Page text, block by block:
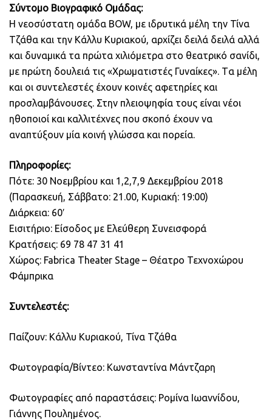
Σύντομο Βιογραφικό Ομάδας:
Η νεοσύστατη ομάδα BOW, με ιδρυτικά μέλη την Τίνα
Τζάθα και την Κάλλυ Κυριακού, αρχίζει δειλά δειλά αλλά
και δυναμικά τα πρώτα χιλιόμετρα στο θεατρικό σανίδι,
με πρώτη δουλειά τις «Χρωματιστές Γυναίκες». Tα μέλη
και οι συντελεστές έχουν κοινές αφετηρίες και
προσλαμβάνουσες. Στην πλειοψηφία τους είναι νέοι
ηθοποιοί και καλλιτέχνες που σκοπό έχουν να
αναπτύξουν μία κοινή γλώσσα και πορεία.
Πληροφορίες:
Πότε: 30 Νοεμβρίου και 1,2,7,9 Δεκεμβρίου 2018
(Παρασκευή, Σάββατο: 21.00, Κυριακή: 19:00)
Διάρκεια: 60′
Εισιτήριο: Είσοδος με Ελεύθερη Συνεισφορά
Κρατήσεις: 69 78 47 31 41
Χώρος: Fabrica Theater Stage – Θέατρο Τεχνοχώρου
Φάμπρικα
Συντελεστές:
Παίζουν: Κάλλυ Κυριακού, Τίνα Τζάθα
Φωτογραφία/Βίντεο: Κωνσταντίνα Μάντζαρη
Φωτογραφίες από παραστάσεις: Ρομίνα Ιωαννίδου,
Γιάννης Πουλημένος.